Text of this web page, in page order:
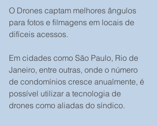
O Drones captam melhores ângulos
para fotos e filmagens em locais de
difíceis acessos.
Em cidades como São Paulo, Rio de
Janeiro, entre outras, onde o número
de condomínios cresce anualmente, é
possível utilizar a tecnologia de
drones como aliadas do síndico.